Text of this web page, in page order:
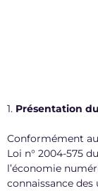
1. Présentation
Conformément
Loi n° 2004-575
l’économie
connaissance